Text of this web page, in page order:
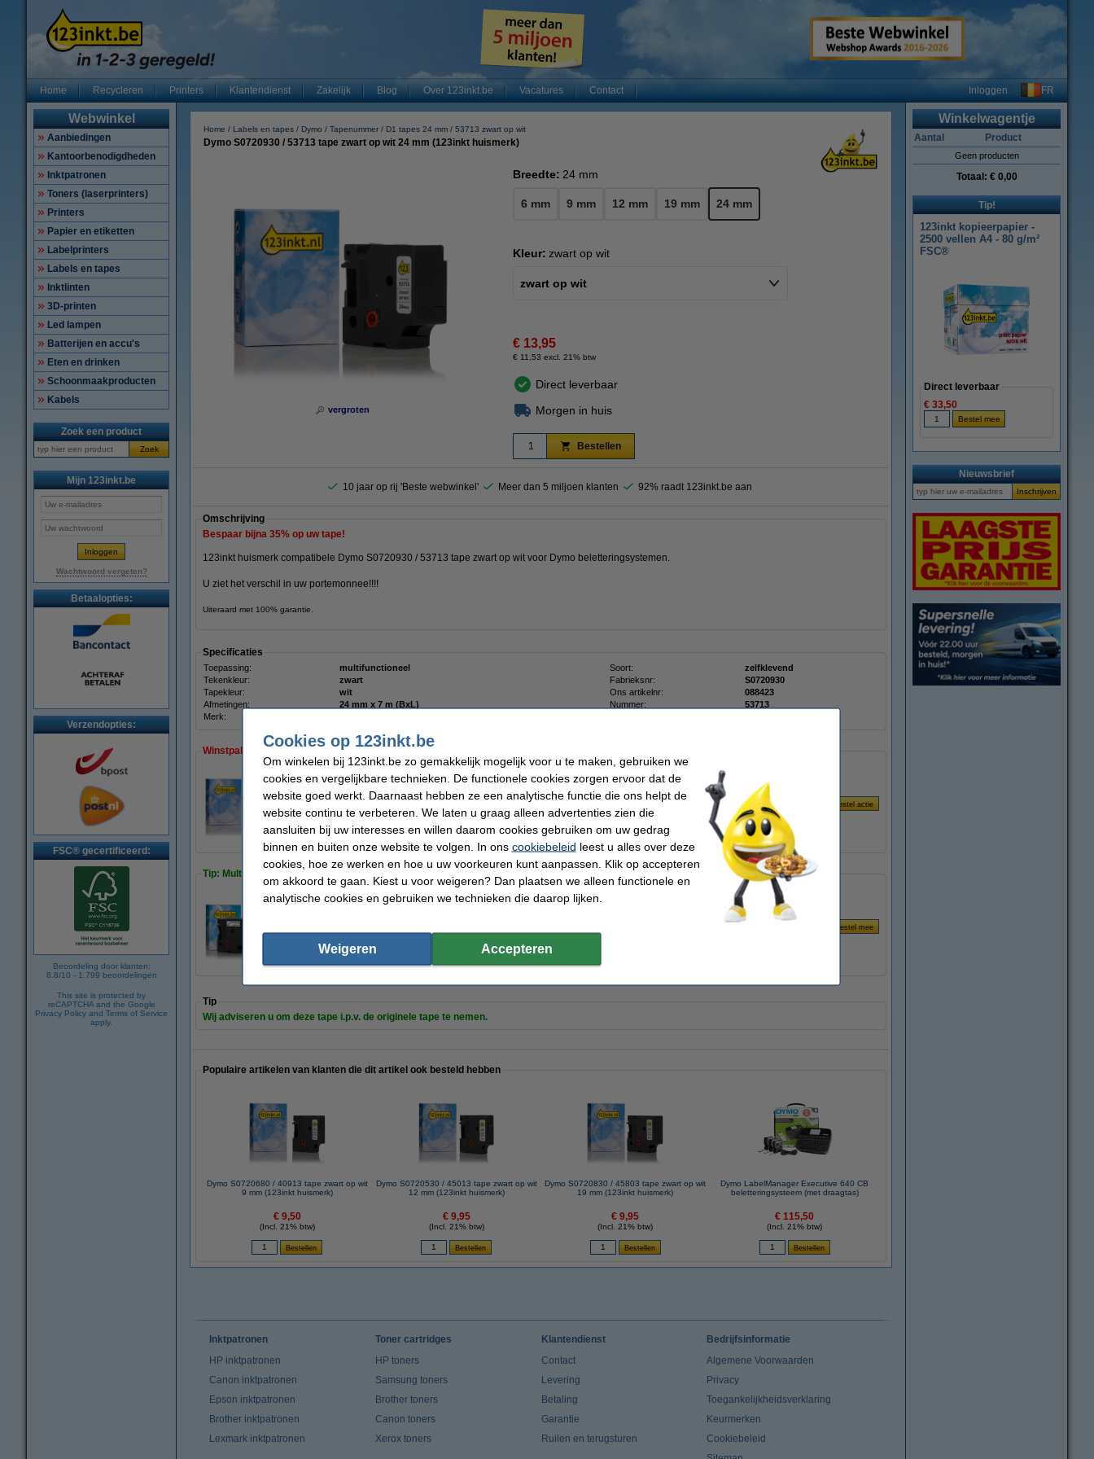
Home Recycleren Printers Klantendienst Zakelijk Blog Over 123inkt.be Vacatures Contact Inloggen FR
Webwinkel
Aanbiedingen
Kantoorbenodigdheden
Inktpatronen
Toners (laserprinters)
Printers
Papier en etiketten
Labelprinters
Labels en tapes
Inktlinten
3D-printen
Led lampen
Batterijen en accu's
Eten en drinken
Schoonmaakproducten
Kabels
Zoek een product
Zoek
Mijn 123inkt.be
Wachtwoord vergeten?
Betaalopties:
Verzendopties:
FSC® gecertificeerd:
Beoordeling door klanten:
8.8/10 - 1.799 beoordelingen
This site is protected by
reCAPTCHA and the Google
Privacy Policy and Terms of Service
apply.
Home Labels en tapes Dymo Tapenummer D1 tapes 24 mm 53713 zwart op wit
Dymo S0720930 / 53713 tape zwart op wit 24 mm (123inkt huismerk)
vergroten
Breedte: 24 mm
6 mm 9 mm 12 mm 19 mm 24 mm
Kleur: zwart op wit
zwart op wit
€ 13,95
€ 11,53 excl. 21% btw
Direct leverbaar
Morgen in huis
Bestellen
10 jaar op rij 'Beste webwinkel' Meer dan 5 miljoen klanten 92% raadt 123inkt.be aan
Omschrijving
Bespaar bijna 35% op uw tape!
123inkt huismerk compatibele Dymo S0720930 / 53713 tape zwart op wit voor Dymo beletteringsystemen.
U ziet het verschil in uw portemonnee!!!!
Uiteraard met 100% garantie.
Specificaties
Toepassing: multifunctioneel Soort:
zelfklevend
Tekenkleur:
zwart Fabrieksnr:
S0720930
Tapekleur:
wit Ons artikelnr:
088423
Afmetingen:
24 mm x 7 m (BxL) Nummer:
53713
Merk:
Winstpakker!
Aanbieding: 5x Dymo S0720930 / 53713 tape zwart op wit 24 mm (123inkt huismerk)
€ 68,50
Tip: Multipack meebestellen
Aanbieding: 123inkt huismerk vervangt Dymo D1 19 mm tape multipack (zwart op wit, zwart op geel en zwart op transparant)
€ 29,50
Tip
Wij adviseren u om deze tape i.p.v. de originele tape te nemen.
Populaire artikelen van klanten die dit artikel ook besteld hebben
Dymo S0720680 / 40913 tape zwart op wit
9 mm (123inkt huismerk)
€ 9,50
(Incl. 21% btw)
Dymo S0720530 / 45013 tape zwart op wit
12 mm (123inkt huismerk)
€ 9,95
(Incl. 21% btw)
Dymo S0720830 / 45803 tape zwart op wit
19 mm (123inkt huismerk)
€ 9,95
(Incl. 21% btw)
Dymo LabelManager Executive 640 CB
beletteringsysteem (met draagtas)
€ 115,50
(Incl. 21% btw)
Winkelwagentje
Aantal Product
Geen producten
Totaal: € 0,00
Tip!
123inkt kopieerpapier -
2500 vellen A4 - 80 g/m²
FSC®
Direct leverbaar
€ 33,50
Nieuwsbrief
Inktpatronen
HP inktpatronen
Canon inktpatronen
Epson inktpatronen
Brother inktpatronen
Lexmark inktpatronen
Toner cartridges
HP toners
Samsung toners
Brother toners
Canon toners
Xerox toners
Klantendienst
Contact
Levering
Betaling
Garantie
Ruilen en terugsturen
Bedrijfsinformatie
Algemene Voorwaarden
Privacy
Toegankelijkheidsverklaring
Keurmerken
Cookiebeleid
Cookies op 123inkt.be
Om winkelen bij 123inkt.be zo gemakkelijk mogelijk voor u te maken, gebruiken we
cookies en vergelijkbare technieken. De functionele cookies zorgen ervoor dat de
website goed werkt. Daarnaast hebben ze een analytische functie die ons helpt de
website continu te verbeteren. We laten u graag alleen advertenties zien die
aansluiten bij uw interesses en willen daarom cookies gebruiken om uw gedrag
binnen en buiten onze website te volgen. In ons cookiebeleid leest u alles over deze
cookies, hoe ze werken en hoe u uw voorkeuren kunt aanpassen. Klik op accepteren
om akkoord te gaan. Kiest u voor weigeren? Dan plaatsen we alleen functionele en
analytische cookies en gebruiken we technieken die daarop lijken.
Weigeren Accepteren